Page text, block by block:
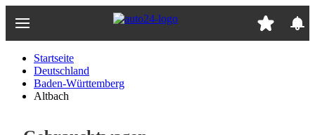
Hauptinhalt
Startseite
Deutschland
Baden-Württemberg
Altbach